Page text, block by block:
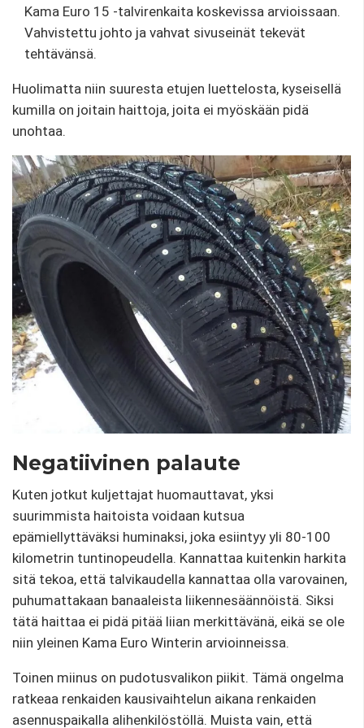
Kama Euro 15 -talvirenkaita koskevissa arvioissaan.
Vahvistettu johto ja vahvat sivuseinät tekevät
tehtävänsä.
Huolimatta niin suuresta etujen luettelosta, kyseisellä
kumilla on joitain haittoja, joita ei myöskään pidä
unohtaa.
Negatiivinen palaute
Kuten jotkut kuljettajat huomauttavat, yksi
suurimmista haitoista voidaan kutsua
epämiellyttäväksi huminaksi, joka esiintyy yli 80-100
kilometrin tuntinopeudella. Kannattaa kuitenkin harkita
sitä tekoa, että talvikaudella kannattaa olla varovainen,
puhumattakaan banaaleista liikennesäännöistä. Siksi
tätä haittaa ei pidä pitää liian merkittävänä, eikä se ole
niin yleinen Kama Euro Winterin arvioinneissa.
Toinen miinus on pudotusvalikon piikit. Tämä ongelma
ratkeaa renkaiden kausivaihtelun aikana renkaiden
asennuspaikalla alihenkilöstöllä. Muista vain, että